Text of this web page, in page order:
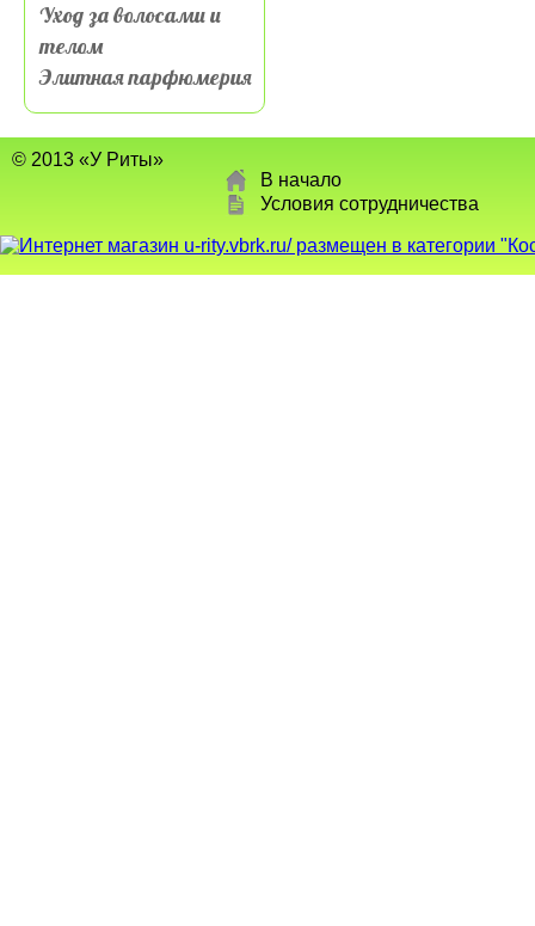
Уход за волосами и
телом
Элитная парфюмерия
© 2013 «У Риты»
В начало
Условия сотрудничества